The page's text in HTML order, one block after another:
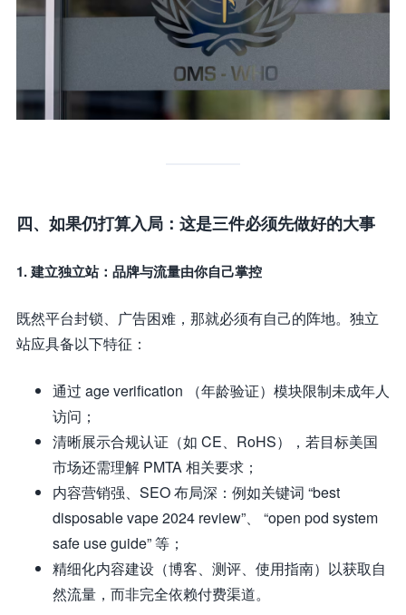
四、如果仍打算入局：这是三件必须先做好的大事
1. 建立独立站：品牌与流量由你自己掌控
既然平台封锁、广告困难，那就必须有自己的阵地。独立
站应具备以下特征：
通过 age verification （年龄验证）模块限制未成年人
访问；
清晰展示合规认证（如 CE、RoHS），若目标美国
市场还需理解 PMTA 相关要求；
内容营销强、SEO 布局深：例如关键词 “best
disposable vape 2024 review”、 “open pod system
safe use guide” 等；
精细化内容建设（博客、测评、使用指南）以获取自
然流量，而非完全依赖付费渠道。